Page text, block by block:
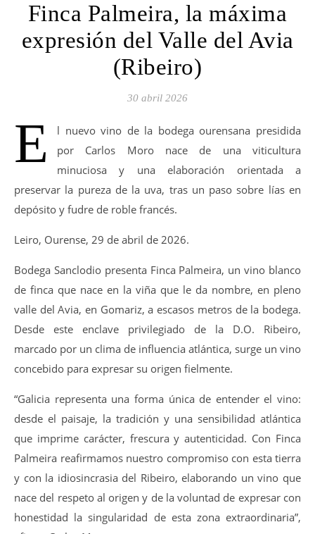
Finca Palmeira, la máxima
expresión del Valle del Avia
(Ribeiro)
30 abril 2026
E
l nuevo vino de la bodega ourensana presidida
por Carlos Moro nace de una viticultura
minuciosa y una elaboración orientada a
preservar la pureza de la uva, tras un paso sobre lías en
depósito y fudre de roble francés.
Leiro, Ourense, 29 de abril de 2026.
Bodega Sanclodio presenta Finca Palmeira, un vino blanco
de finca que nace en la viña que le da nombre, en pleno
valle del Avia, en Gomariz, a escasos metros de la bodega.
Desde este enclave privilegiado de la D.O. Ribeiro,
marcado por un clima de influencia atlántica, surge un vino
concebido para expresar su origen fielmente.
“Galicia representa una forma única de entender el vino:
desde el paisaje, la tradición y una sensibilidad atlántica
que imprime carácter, frescura y autenticidad. Con Finca
Palmeira reafirmamos nuestro compromiso con esta tierra
y con la idiosincrasia del Ribeiro, elaborando un vino que
nace del respeto al origen y de la voluntad de expresar con
honestidad la singularidad de esta zona extraordinaria”,